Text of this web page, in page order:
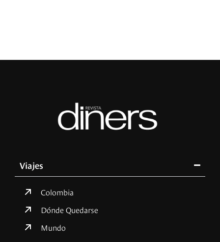
Viajes
Colombia
Dónde Quedarse
Mundo